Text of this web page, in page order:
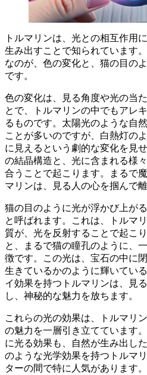
トルマリンは、光との相互作用
生み出すことで知られています
なのが、色の変化と、猫の目の
です。
色の変化は、見る角度や光の当
とで、トルマリンの中でもアレ
るものです。 太陽光のような自
ことが多いのですが、 白熱灯の
に見える という劇的な変化を見
の結晶構造と、光に含まれる様
合うことで起こります。まるで
マリンは、見る人の心を掴んで離
猫の目のように光が浮かび上が
と呼ばれます。これは、トルマ
質が、光を反射することで起こり
と、まるで猫の瞳孔のように、
徴です。この光は、宝石の中に
生きているかのように輝いてい
イ効果を持つトルマリンは、見
し、神秘的な魅力を放ちます。
これらの光の効果は、トルマリ
の魅力を一層引き立てています
に光る効果も、自然が生み出し
のような光学効果を持つトルマ
ターの間で特に人気があります。